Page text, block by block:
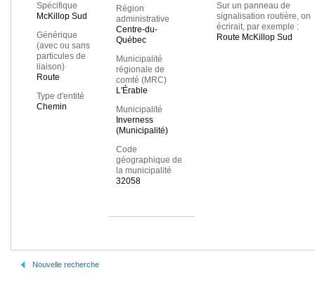
Spécifique
McKillop Sud
Générique
(avec ou sans
particules de
liaison)
Route
Type d'entité
Chemin
Région
administrative
Centre-du-
Québec
Municipalité
régionale de
comté (MRC)
L'Érable
Municipalité
Inverness
(Municipalité)
Code
géographique de
la municipalité
32058
Sur un panneau de
signalisation routière, on
écrirait, par exemple :
Route McKillop Sud
Nouvelle recherche